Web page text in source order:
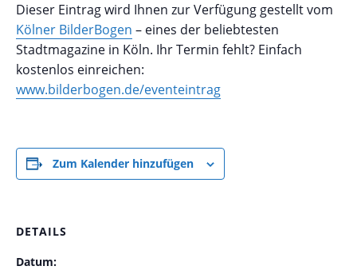
Dieser Eintrag wird Ihnen zur Verfügung gestellt vom
Kölner BilderBogen – eines der beliebtesten
Stadtmagazine in Köln. Ihr Termin fehlt? Einfach
kostenlos einreichen:
www.bilderbogen.de/eventeintrag
Zum Kalender hinzufügen
DETAILS
Datum: